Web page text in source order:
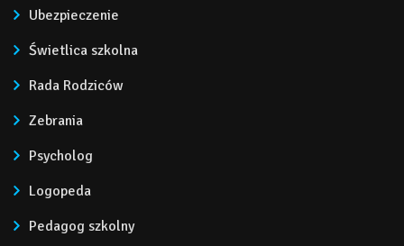
Ubezpieczenie
Świetlica szkolna
Rada Rodziców
Zebrania
Psycholog
Logopeda
Pedagog szkolny